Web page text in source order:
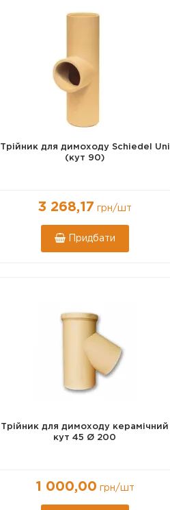
Трійник для димоходу Schiedel Uni
(кут 90)
3 268,17 грн/шт
Придбати
Трійник для димоходу керамічний
кут 45 Ø 200
1 000,00 грн/шт